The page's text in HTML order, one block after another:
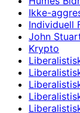
Ikke-
Individuell
John
Krypto